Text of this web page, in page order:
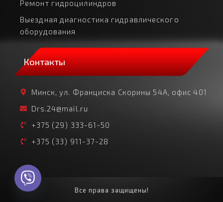
Ремонт гидроцилиндров
Выездная диагностика гидравлического
оборудования
Контакты
Минск, ул. Франциска Скорины 54А, офис 401
Drs.24@mail.ru
+375 (29) 333-61-50
+375 (33) 911-37-28
Все права защищены!